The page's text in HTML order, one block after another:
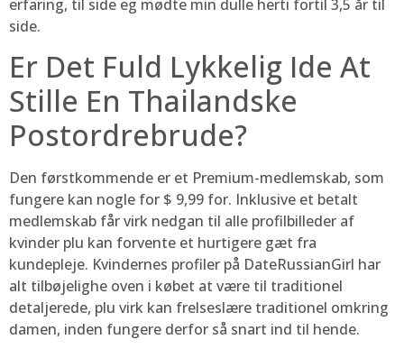
erfaring, til side eg mødte min dulle herti fortil 3,5 år til
side.
Er Det Fuld Lykkelig Ide At
Stille En Thailandske
Postordrebrude?
Den førstkommende er et Premium-medlemskab, som
fungere kan nogle for $ 9,99 for. Inklusive et betalt
medlemskab får virk nedgan til alle profilbilleder af
kvinder plu kan forvente et hurtigere gæt fra
kundepleje. Kvindernes profiler på DateRussianGirl har
alt tilbøjelighe oven i købet at være til traditionel
detaljerede, plu virk kan frelseslære traditionel omkring
damen, inden fungere derfor så snart ind til hende.